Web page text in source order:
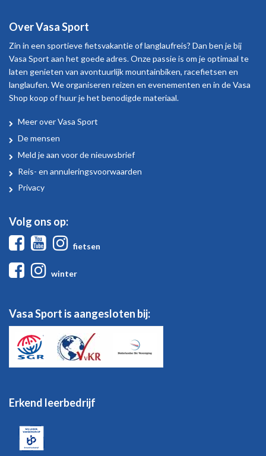
Over Vasa Sport
Zin in een sportieve fietsvakantie of langlaufreis? Dan ben je bij
Vasa Sport aan het goede adres. Onze passie is om je optimaal te
laten genieten van avontuurlijk mountainbiken, racefietsen en
langlaufen. We organiseren reizen en evenementen en in de Vasa
Shop koop of huur je het benodigde materiaal.
Over
Vasa
Sport
Meer over Vasa Sport
De mensen
Meld je aan voor de nieuwsbrief
Reis- en annuleringsvoorwaarden
Privacy
Volg ons op:
FacebookYoutube
fietsen
Facebook
winter
Vasa Sport is aangesloten bij:
Erkend leerbedrijf